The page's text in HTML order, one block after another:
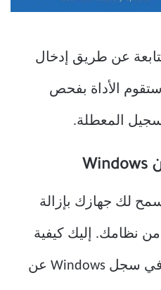
عن طريق إدخال
الأداة بفحص
المعطلة.
لك جهازك بإزالة
نظامك. إليك كيفية
حذف الإدخالات المعطلة في سجل Windows عن